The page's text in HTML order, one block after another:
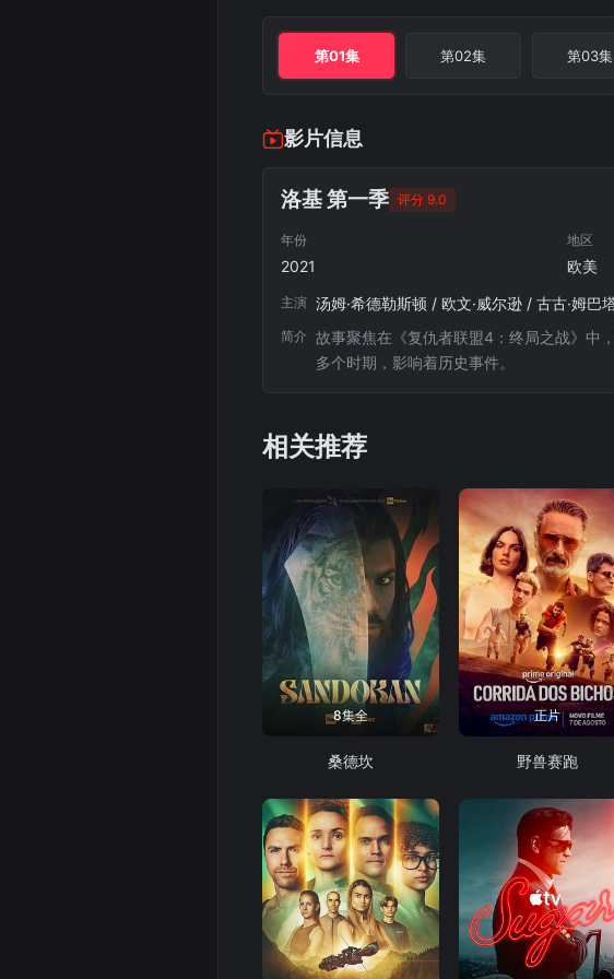
第01集 第02集 第03集
影片信息
洛基 第一季 评分 9.0
年份
2021
地区
欧美
主演
简介 故事聚焦在《复仇者联盟4：终局之战》中
多个时期，影响着历史事件。
相关推荐
8集全
桑德坎
正片
野兽赛跑